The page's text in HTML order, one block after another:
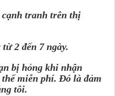
tranh trên thị
2 đến 7 ngày.
bị hỏng khi nhận
miễn phí. Đó là đảm
tôi.